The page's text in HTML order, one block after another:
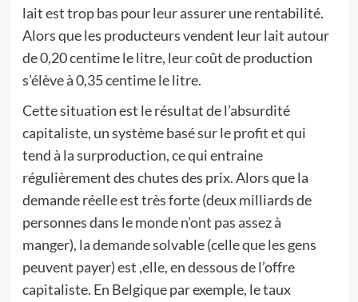
lait est trop bas pour leur assurer une rentabilité.
Alors que les producteurs vendent leur lait autour
de 0,20 centime le litre, leur coût de production
s’élève à 0,35 centime le litre.
Cette situation est le résultat de l’absurdité
capitaliste, un système basé sur le profit et qui
tend à la surproduction, ce qui entraine
régulièrement des chutes des prix. Alors que la
demande réelle est très forte (deux milliards de
personnes dans le monde n’ont pas assez à
manger), la demande solvable (celle que les gens
peuvent payer) est ,elle, en dessous de l’offre
capitaliste. En Belgique par exemple, le taux